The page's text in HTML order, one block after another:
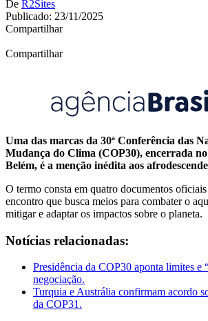
De R2Sites
Publicado: 23/11/2025
Compartilhar
Compartilhar
Uma das marcas da 30ª Conferência das
Mudança do Clima (COP30), encerrada no
Belém, é a menção inédita aos
O termo consta em quatro documentos
encontro que busca meios para combater o
mitigar e adaptar os impactos sobre o planeta.
Notícias relacionadas:
Presidência da COP30 aponta limites e
negociação.
Turquia e Austrália confirmam acordo
da COP31.